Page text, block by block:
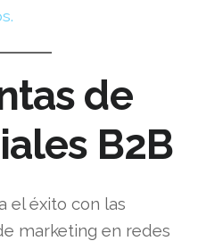
de
B2B
el éxito con las
marketing en redes